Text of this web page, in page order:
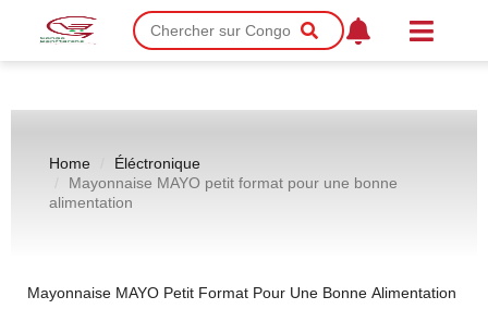
Home
Éléctronique
Mayonnaise MAYO petit format pour une bonne
alimentation
Mayonnaise MAYO Petit Format Pour Une Bonne Alimentation